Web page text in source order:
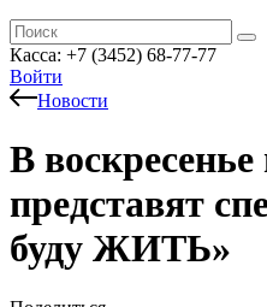
Касса: +7 (3452) 68-77-77
Войти
Новости
В воскресенье
представят
буду ЖИТЬ»